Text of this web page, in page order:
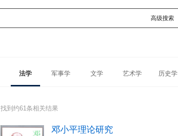
高级搜索
法学 军事学 文学 艺术学 历史学
找到约61条相关结果
邓小平理论研究